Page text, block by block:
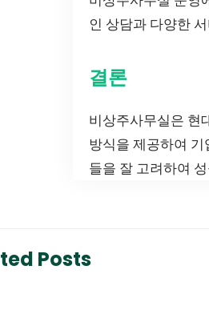
인 상담과 다양한
결론
비상주사무실은 현
방식을 제공하여
들을 잘 고려하여
Posts